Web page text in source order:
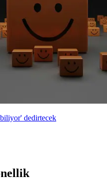
dedirtecek